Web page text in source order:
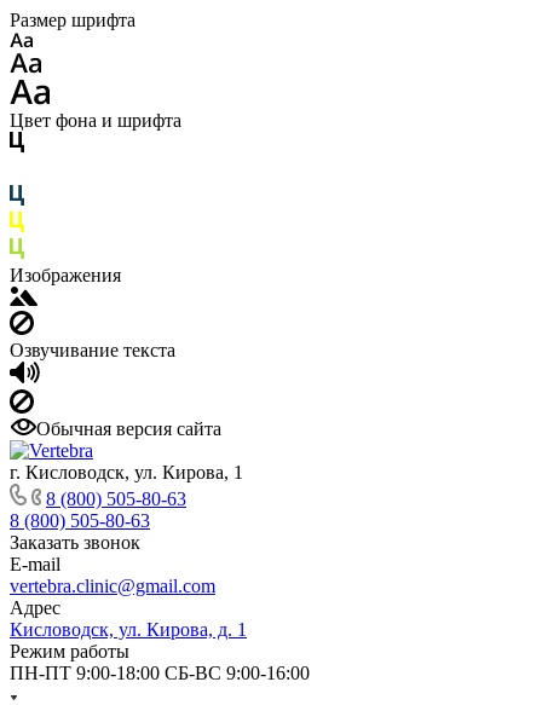
Размер шрифта
Цвет фона и шрифта
Изображения
Озвучивание текста
Обычная версия сайта
г. Кисловодск, ул. Кирова, 1
8 (800) 505-80-63
8 (800) 505-80-63
Заказать звонок
E-mail
vertebra.clinic@gmail.com
Адрес
Кисловодск, ул. Кирова, д. 1
Режим работы
ПН-ПТ 9:00-18:00 СБ-ВС 9:00-16:00